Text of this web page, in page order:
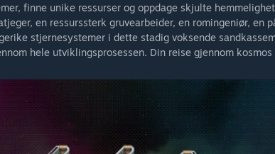
finne unike ressurser og oppdage skjulte
en ressurssterk gruvearbeider, en romingeniør, en
stjernesystemer i dette stadig voksende
hele utviklingsprosessen. Din reise gjennom